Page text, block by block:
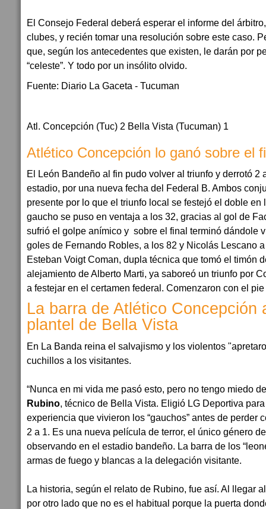
El Consejo Federal deberá esperar el informe del
clubes, y recién tomar una resolución sobre este caso.
que, según los antecedentes que existen, le darán por
“celeste”. Y todo por un insólito olvido.
Fuente: Diario La Gaceta - Tucuman
Atl. Concepción (Tuc) 2 Bella Vista (Tucuman) 1
Atlético Concepción lo ganó sobre el
El León Bandeño al fin pudo volver al triunfo y derrotó 2
estadio, por una nueva fecha del Federal B. Ambos
presente por lo que el triunfo local se festejó el doble en
gaucho se puso en ventaja a los 32, gracias al gol de
sufrió el golpe anímico y sobre el final terminó dándole
goles de Fernando Robles, a los 82 y Nicolás Lescano
Esteban Voigt Coman, dupla técnica que tomó el timón
alejamiento de Alberto Marti, ya saboreó un triunfo por
a festejar en el certamen federal. Comenzaron con el
La barra de Atlético Concepción
plantel de Bella Vista
En La Banda reina el salvajismo y los violentos
cuchillos a los visitantes.
“Nunca en mi vida me pasó esto, pero no tengo miedo
Rubino, técnico de Bella Vista. Eligió LG Deportiva
experiencia que vivieron los “gauchos” antes de perder
2 a 1. Es una nueva película de terror, el único género
observando en el estadio bandeño. La barra de los
armas de fuego y blancas a la delegación visitante.
La historia, según el relato de Rubino, fue así. Al llegar
por otro lado que no es el habitual porque la puerta